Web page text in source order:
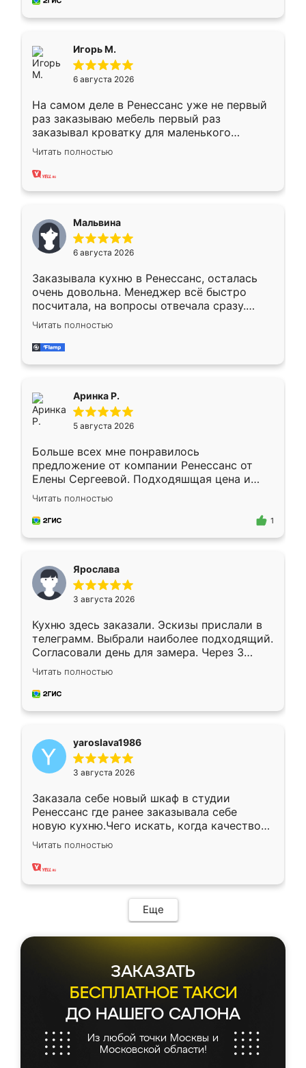
Игорь М.
6 августа 2026
На самом деле в Ренессанс уже не первый
раз заказываю мебель первый раз
заказывал кроватку для маленького
ребёнка при его рождении ,во второй раз
заказал шкаф-купе. По качеству очень
хорошее сборка достаточно быстрая,
меньше, здесь же он более разнообразный.
Мне нравится ,если что-то потребуется из
мебели буду заказывать только здесь.
Читать полностью
Мальвина
6 августа 2026
Заказывала кухню в Ренессанс, осталась
очень довольна. Менеджер всё быстро
посчитала, на вопросы отвечала сразу.
Замерщик приехал в субботу, подошёл к
делу со всей ответственностью. Собрали
за день, ребята работали аккуратно, даже
Читать полностью
Аринка Р.
5 августа 2026
Больше всех мне понравилось
предложение от компании Ренессанс от
Елены Сергеевой. Подходяшщая цена и
короткие сроки изготовления. Приехавший
для замера сотрудник Владислав
предложил по моему эскизу самый
Читать полностью
1
Ярослава
3 августа 2026
Кухню здесь заказали. Эскизы прислали в
телеграмм. Выбрали наиболее подходящий.
Согласовали день для замера. Через 3
недели кухня была уже готова. Остались
довольны работой. Спасибо Ренессанс
мебель за качественную работу!
Читать полностью
yaroslava1986
3 августа 2026
Заказала себе новый шкаф в студии
Ренессанс где ранее заказывала себе
новую кухню.Чего искать, когда качеством
вполне довольна. Служит кухня уже почти
два года, нареканий нет.
Читать полностью
Еще
ЗАКАЗАТЬ
БЕСПЛАТНОЕ ТАКСИ
ДО НАШЕГО САЛОНА
Из любой точки Москвы и
Московской области!